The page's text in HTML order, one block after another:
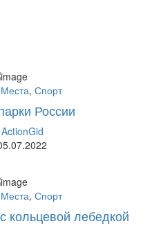
Места, Спорт
России
ActionGid
Места, Спорт
кольцевой лебедкой